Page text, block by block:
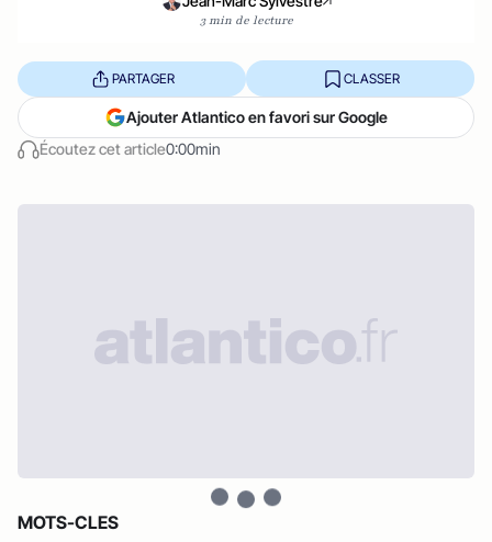
3 min de lecture
Écoutez cet article0:00min
PARTAGER CLASSER
Ajouter Atlantico en favori sur Google
MOTS-CLES